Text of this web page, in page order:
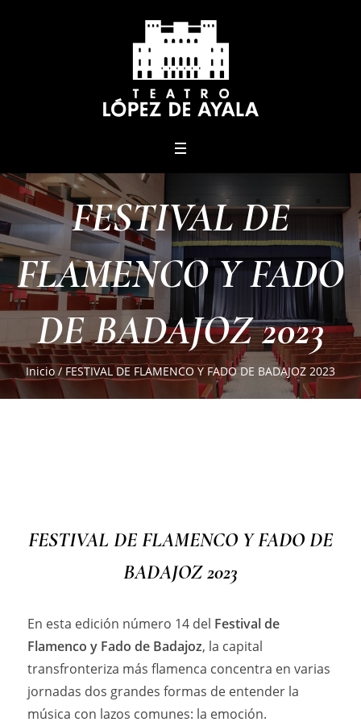
FESTIVAL DE
FLAMENCO Y FADO
DE BADAJOZ 2023
Inicio / FESTIVAL DE FLAMENCO Y FADO DE BADAJOZ 2023
FESTIVAL DE FLAMENCO Y FADO DE
BADAJOZ 2023
En esta edición número 14 del Festival de
Flamenco y Fado de Badajoz, la capital
transfronteriza más flamenca concentra en varias
jornadas dos grandes formas de entender la
música con lazos comunes: la emoción.